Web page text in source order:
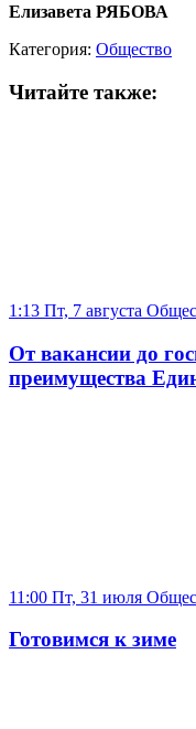
Елизавета РЯБОВА
Категория: Общество
Читайте также:
1:13 Пт, 7 августа
От вакансии до
преимущества
11:00 Пт, 31 июля
Готовимся к зиме